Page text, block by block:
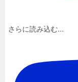
さらに読み込む...